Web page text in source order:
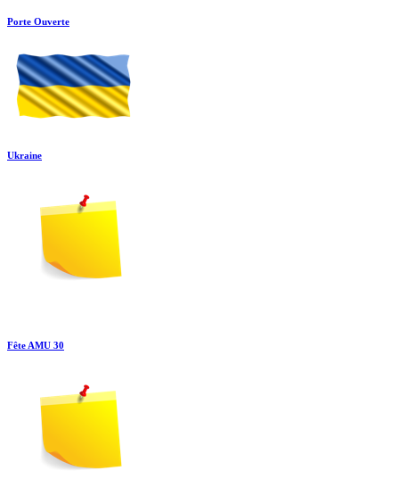
Porte Ouverte
Ukraine
Fête AMU 30